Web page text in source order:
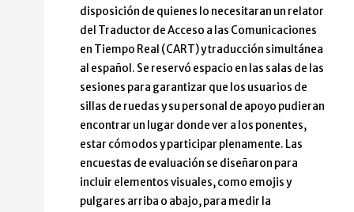
disposición de quienes lo necesitaran un relator
del Traductor de Acceso a las Comunicaciones
en Tiempo Real (CART) y traducción simultánea
al español. Se reservó espacio en las salas de las
sesiones para garantizar que los usuarios de
sillas de ruedas y su personal de apoyo pudieran
encontrar un lugar donde ver a los ponentes,
estar cómodos y participar plenamente. Las
encuestas de evaluación se diseñaron para
incluir elementos visuales, como emojis y
pulgares arriba o abajo, para medir la